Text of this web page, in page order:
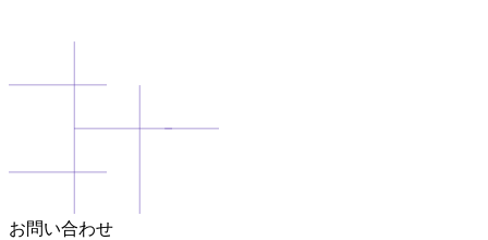
お問い合わせ